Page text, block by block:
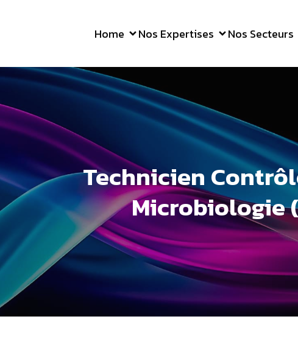
Home Nos Expertises Nos Secteurs
Technicien
Microbiologie